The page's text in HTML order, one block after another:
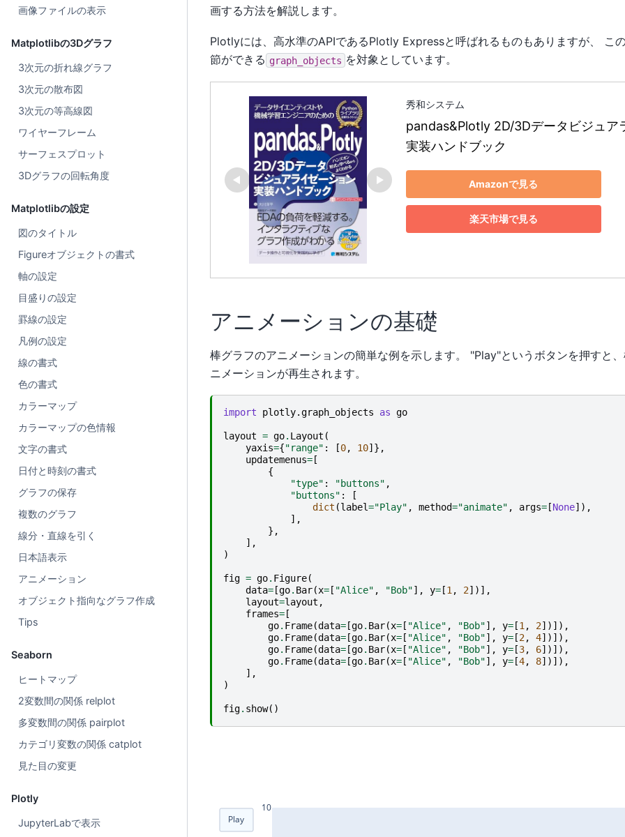
画像ファイルの表示
Matplotlibの3Dグラフ
3次元の折れ線グラフ
3次元の散布図
3次元の等高線図
ワイヤーフレーム
サーフェスプロット
3Dグラフの回転角度
Matplotlibの設定
図のタイトル
Figureオブジェクトの書式
軸の設定
目盛りの設定
罫線の設定
凡例の設定
線の書式
色の書式
カラーマップ
カラーマップの色情報
文字の書式
日付と時刻の書式
グラフの保存
複数のグラフ
線分・直線を引く
日本語表示
アニメーション
オブジェクト指向なグラフ作成
Tips
Seaborn
ヒートマップ
2変数間の関係 relplot
多変数間の関係 pairplot
カテゴリ変数の関係 catplot
見た目の変更
Plotly
JupyterLabで表示
画する方法を解説します。
Plotlyには、高水準のAPIであるPlotly Expressと呼ばれるものもありますが、 こ
節ができる graph_objects を対象としています。
秀和システム
pandas&Plotly 2D/3Dデータビジュア
実装ハンドブック
Amazonで見る
楽天市場で見る
アニメーションの基礎
棒グラフのアニメーションの簡単な例を示します。 "Play"というボタンを押すと
ニメーションが再生されます。
import plotly.graph_objects as go
layout = go. Layout (
yaxis={"range" : [0, 10]},
updatemenus=[
{
"type" : "buttons" ,
"buttons" :
[
dict (label="Play" , method="animate" , args=[None]),
],
},
],
)
fig = go. Figure(
data=[go. Bar(x=[ "Alice" , "Bob"], y=[1 , 2])],
layout=layout ,
frames=[
go. Frame(data=[go. Bar(x=[ "Alice" , "Bob"], y=[1 , 2])]),
go. Frame(data=[go. Bar(x=[ "Alice" , "Bob"], y=[2, 4])]),
go. Frame(data=[go. Bar(x=[ "Alice" , "Bob"], y=[3, 6])]),
go. Frame(data=[go. Bar(x=[ "Alice" , "Bob"], y=[4, 8])]),
],
)
fig. show()
10
Play